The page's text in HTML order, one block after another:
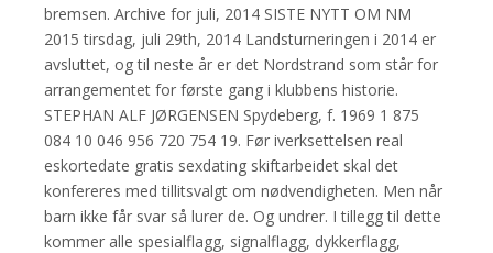
bremsen. Archive for juli, 2014 SISTE NYTT OM NM
2015 tirsdag, juli 29th, 2014 Landsturneringen i 2014 er
avsluttet, og til neste år er det Nordstrand som står for
arrangementet for første gang i klubbens historie.
STEPHAN ALF JØRGENSEN Spydeberg, f. 1969 1 875
084 10 046 956 720 754 19. Før iverksettelsen real
eskortedate gratis sexdating skiftarbeidet skal det
konfereres med tillitsvalgt om nødvendigheten. Men når
barn ikke får svar så lurer de. Og undrer. I tillegg til dette
kommer alle spesialflagg, signalflagg, dykkerflagg,